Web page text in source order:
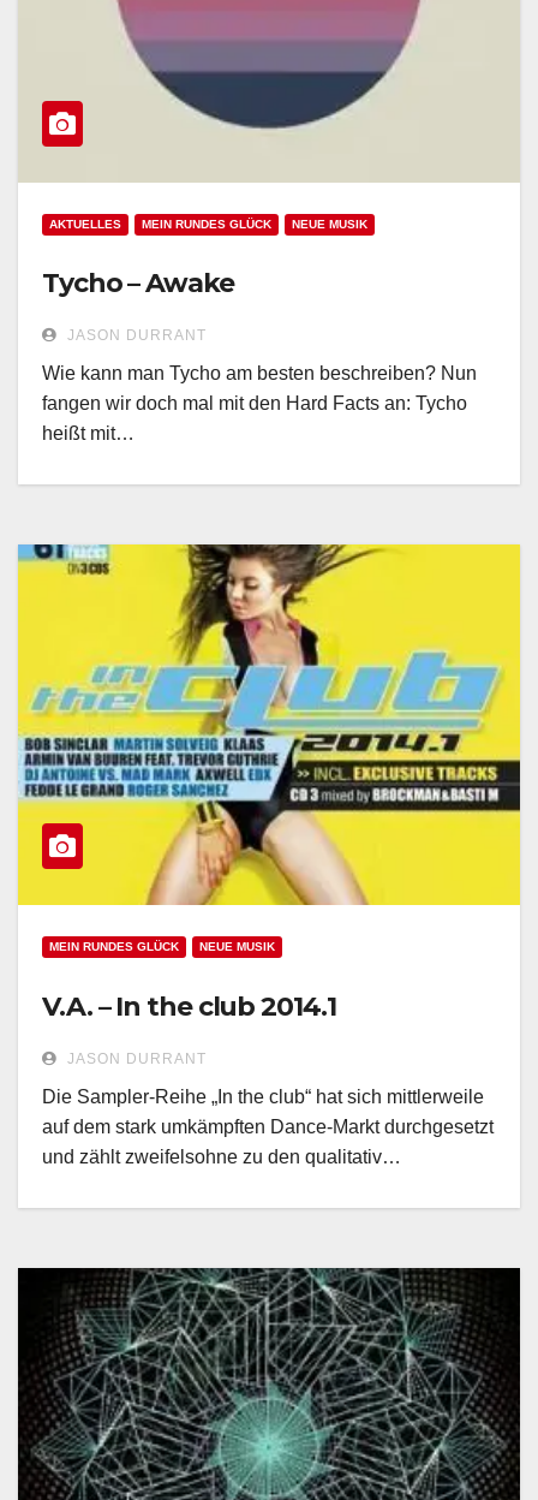
AKTUELLES MEIN RUNDES GLÜCK NEUE MUSIK
Tycho – Awake
JASON DURRANT
Wie kann man Tycho am besten beschreiben? Nun
fangen wir doch mal mit den Hard Facts an: Tycho
heißt mit…
MEIN RUNDES GLÜCK NEUE MUSIK
V.A. – In the club 2014.1
JASON DURRANT
Die Sampler-Reihe „In the club“ hat sich mittlerweile
auf dem stark umkämpften Dance-Markt durchgesetzt
und zählt zweifelsohne zu den qualitativ…